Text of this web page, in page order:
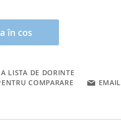
în cos
LISTA DE DORINTE
COMPARARE
EMAIL